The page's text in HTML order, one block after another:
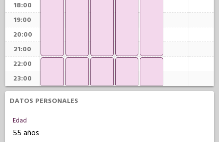
18:00
19:00
20:00
21:00
22:00
23:00
DATOS PERSONALES
Edad
55 años